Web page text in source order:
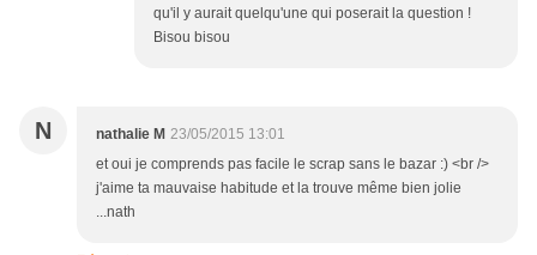
qu'il y aurait quelqu'une qui poserait la question !
Bisou bisou
N nathalie M 23/05/2015 13:01
et oui je comprends pas facile le scrap sans le bazar :) <br />
j'aime ta mauvaise habitude et la trouve même bien jolie
...nath